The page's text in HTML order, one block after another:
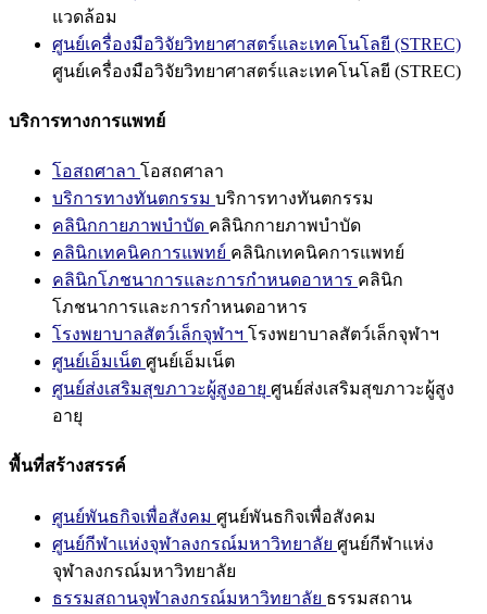
แวดล้อม
ศูนย์เครื่องมือวิจัยวิทยาศาสตร์และเทคโนโลยี (STREC)
ศูนย์เครื่องมือวิจัยวิทยาศาสตร์และเทคโนโลยี (STREC)
บริการทางการแพทย์
โอสถศาลา โอสถศาลา
บริการทางทันตกรรม บริการทางทันตกรรม
คลินิกกายภาพบำบัด คลินิกกายภาพบำบัด
คลินิกเทคนิคการแพทย์ คลินิกเทคนิคการแพทย์
คลินิกโภชนาการและการกำหนดอาหาร คลินิก
โภชนาการและการกำหนดอาหาร
โรงพยาบาลสัตว์เล็กจุฬาฯ โรงพยาบาลสัตว์เล็กจุฬาฯ
ศูนย์เอ็มเน็ต ศูนย์เอ็มเน็ต
ศูนย์ส่งเสริมสุขภาวะผู้สูงอายุ ศูนย์ส่งเสริมสุขภาวะผู้สูง
อายุ
พื้นที่สร้างสรรค์
ศูนย์พันธกิจเพื่อสังคม ศูนย์พันธกิจเพื่อสังคม
ศูนย์กีฬาแห่งจุฬาลงกรณ์มหาวิทยาลัย ศูนย์กีฬาแห่ง
จุฬาลงกรณ์มหาวิทยาลัย
ธรรมสถานจุฬาลงกรณ์มหาวิทยาลัย ธรรมสถาน